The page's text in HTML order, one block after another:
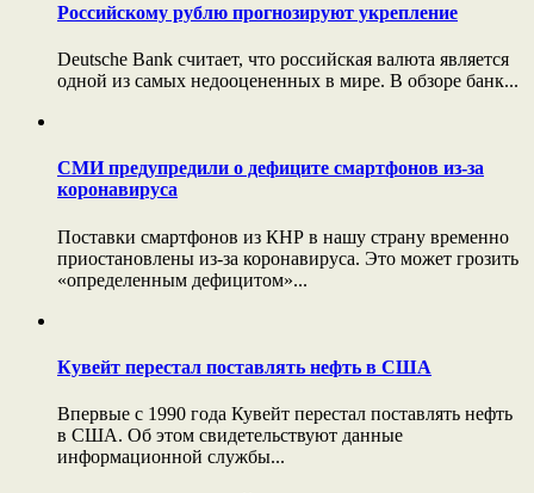
Российскому рублю прогнозируют укрепление
Deutsche Bank считает, что российская валюта является
одной из самых недооцененных в мире. В обзоре банк...
СМИ предупредили о дефиците смартфонов из-за
коронавируса
Поставки смартфонов из КНР в нашу страну временно
приостановлены из-за коронавируса. Это может грозить
«определенным дефицитом»...
Кувейт перестал поставлять нефть в США
Впервые с 1990 года Кувейт перестал поставлять нефть
в США. Об этом свидетельствуют данные
информационной службы...